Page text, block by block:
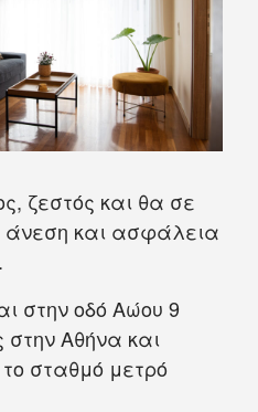
ζεστός και θα σε
άνεση και ασφάλεια
στην οδό Αώου 9
στην Αθήνα και
σταθμό μετρό